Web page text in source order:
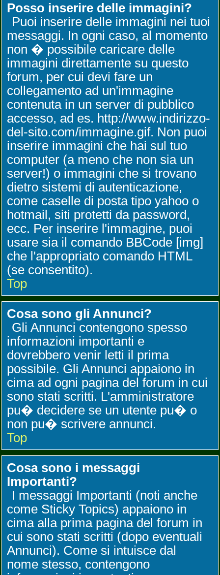
Posso inserire delle immagini?
Puoi inserire delle immagini nei tuoi
messaggi. In ogni caso, al momento
non � possibile caricare delle
immagini direttamente su questo
forum, per cui devi fare un
collegamento ad un'immagine
contenuta in un server di pubblico
accesso, ad es. http://www.indirizzo-
del-sito.com/immagine.gif. Non puoi
inserire immagini che hai sul tuo
computer (a meno che non sia un
server!) o immagini che si trovano
dietro sistemi di autenticazione,
come caselle di posta tipo yahoo o
hotmail, siti protetti da password,
ecc. Per inserire l'immagine, puoi
usare sia il comando BBCode [img]
che l'appropriato comando HTML
(se consentito).
Top
Cosa sono gli Annunci?
Gli Annunci contengono spesso
informazioni importanti e
dovrebbero venir letti il prima
possibile. Gli Annunci appaiono in
cima ad ogni pagina del forum in cui
sono stati scritti. L'amministratore
pu� decidere se un utente pu� o
non pu� scrivere annunci.
Top
Cosa sono i messaggi
Importanti?
I messaggi Importanti (noti anche
come Sticky Topics) appaiono in
cima alla prima pagina del forum in
cui sono stati scritti (dopo eventuali
Annunci). Come si intuisce dal
nome stesso, contengono